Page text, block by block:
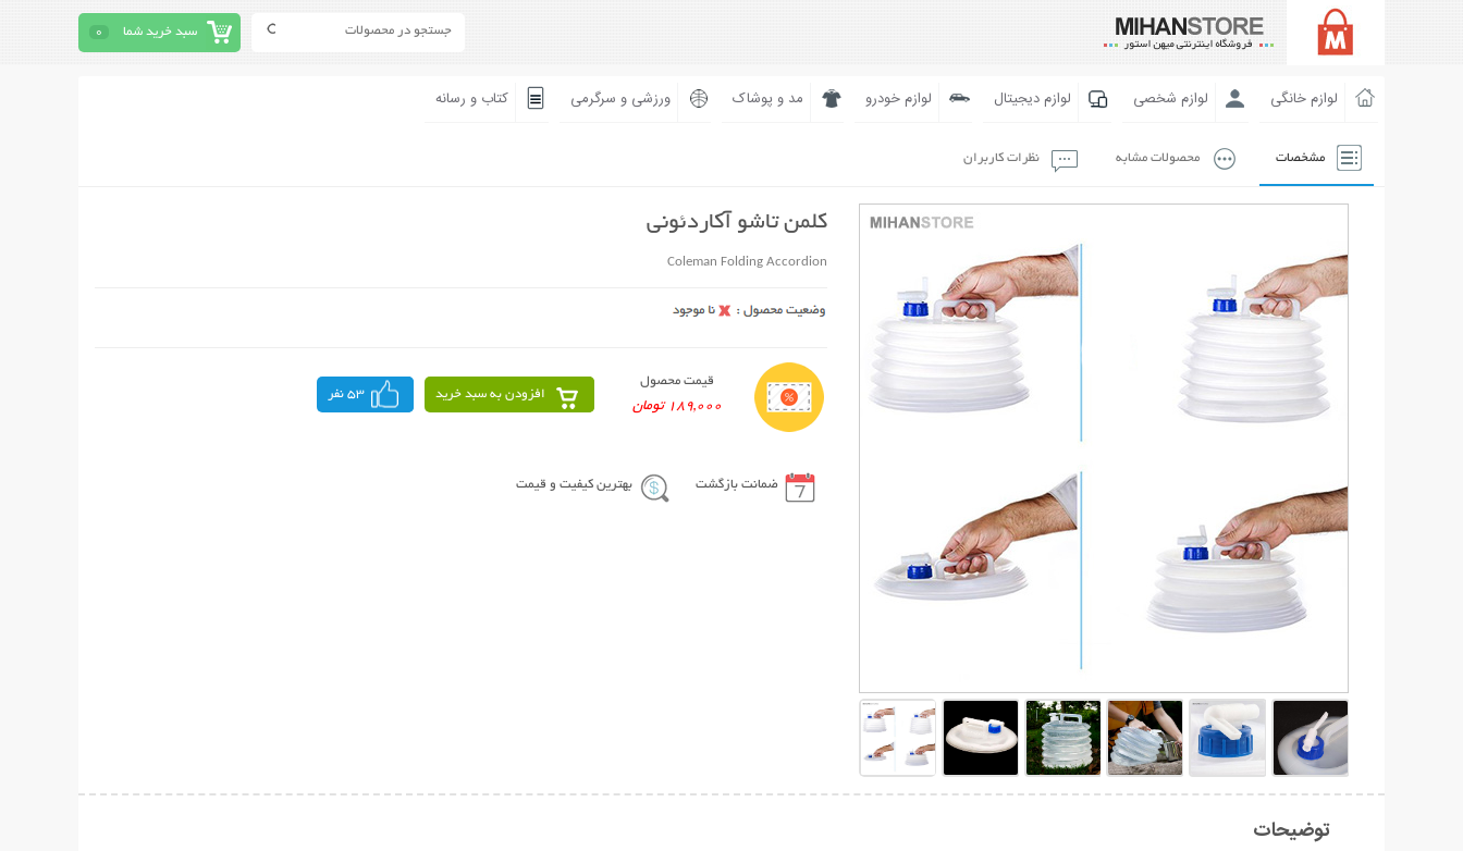
سبد خرید شما 0
لوازم خانگی لوازم شخصی لوازم دیجیتال لوازم خودرو مد و پوشاک ورزشی و سرگرمی کتاب و رسانه
مشخصات محصولات مشابه نظرات کاربران
کلمن تاشو آکاردئونی
Coleman Folding Accordion
قیمت محصول
189,000 تومان
افزودن به سبد خرید 53 نفر
ضمانت بازگشت بهترین کیفیت و قیمت
توضیحات